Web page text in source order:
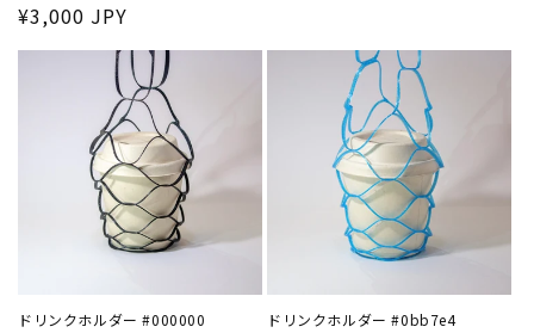
通
常
¥3,000 JPY
ドリンクホルダー #000000 ドリンクホルダー #0bb7e4